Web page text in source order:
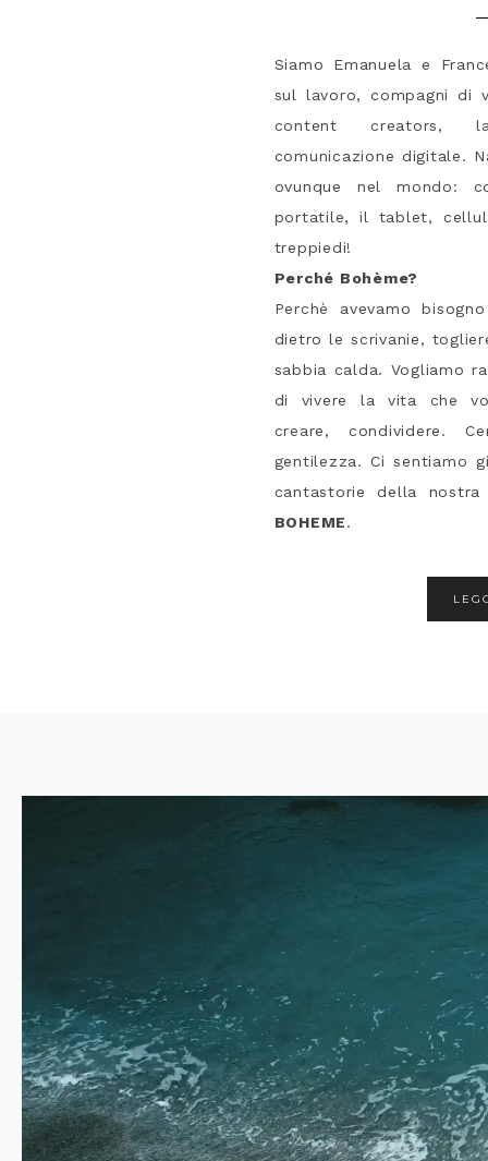
Siamo Emanuela e
sul lavoro, compagni di
content creators,
comunicazione digitale.
ovunque nel mondo:
portatile, il tablet,
treppiedi!
Perché Bohème?
Perchè avevamo
dietro le scrivanie,
sabbia calda. Vogliamo
di vivere la vita che
creare, condividere.
gentilezza. Ci sentiamo
cantastorie della
BOHEME.